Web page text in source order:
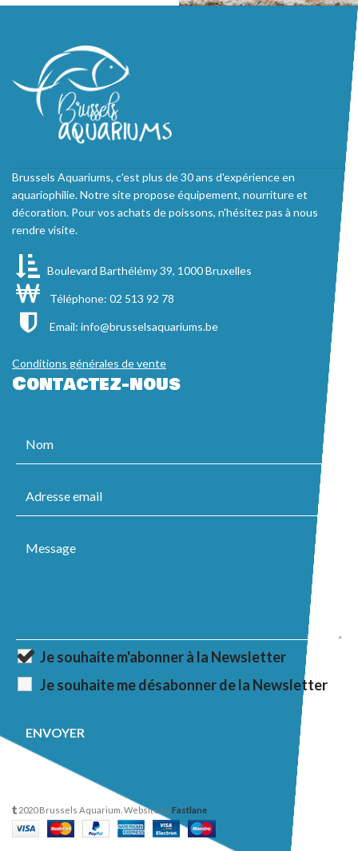
Brussels Aquariums, c'est plus de 30 ans d'expérience en
aquariophilie. Notre site propose équipement, nourriture et
décoration. Pour vos achats de poissons, n'hésitez pas à nous
rendre visite.
Boulevard Barthélémy 39, 1000 Bruxelles
Téléphone: 02 513 92 78
Email: info@brusselsaquariums.be
Conditions générales de vente
Contactez-nous
Je souhaite m'abonner à la Newsletter
Je souhaite me désabonner de la Newsletter
2020 Brussels Aquarium. Website byFastlane